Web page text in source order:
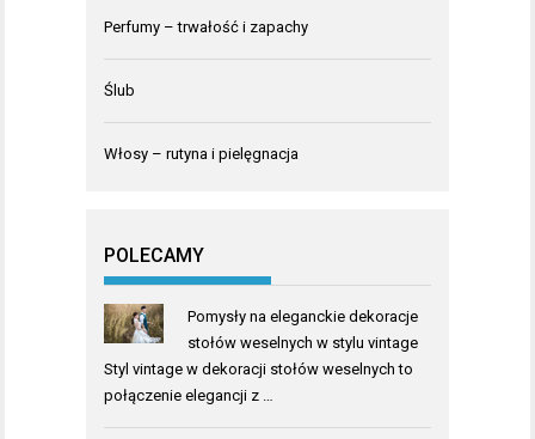
Perfumy – trwałość i zapachy
Ślub
Włosy – rutyna i pielęgnacja
POLECAMY
Pomysły na eleganckie dekoracje
stołów weselnych w stylu vintage
Styl vintage w dekoracji stołów weselnych to
połączenie elegancji z …